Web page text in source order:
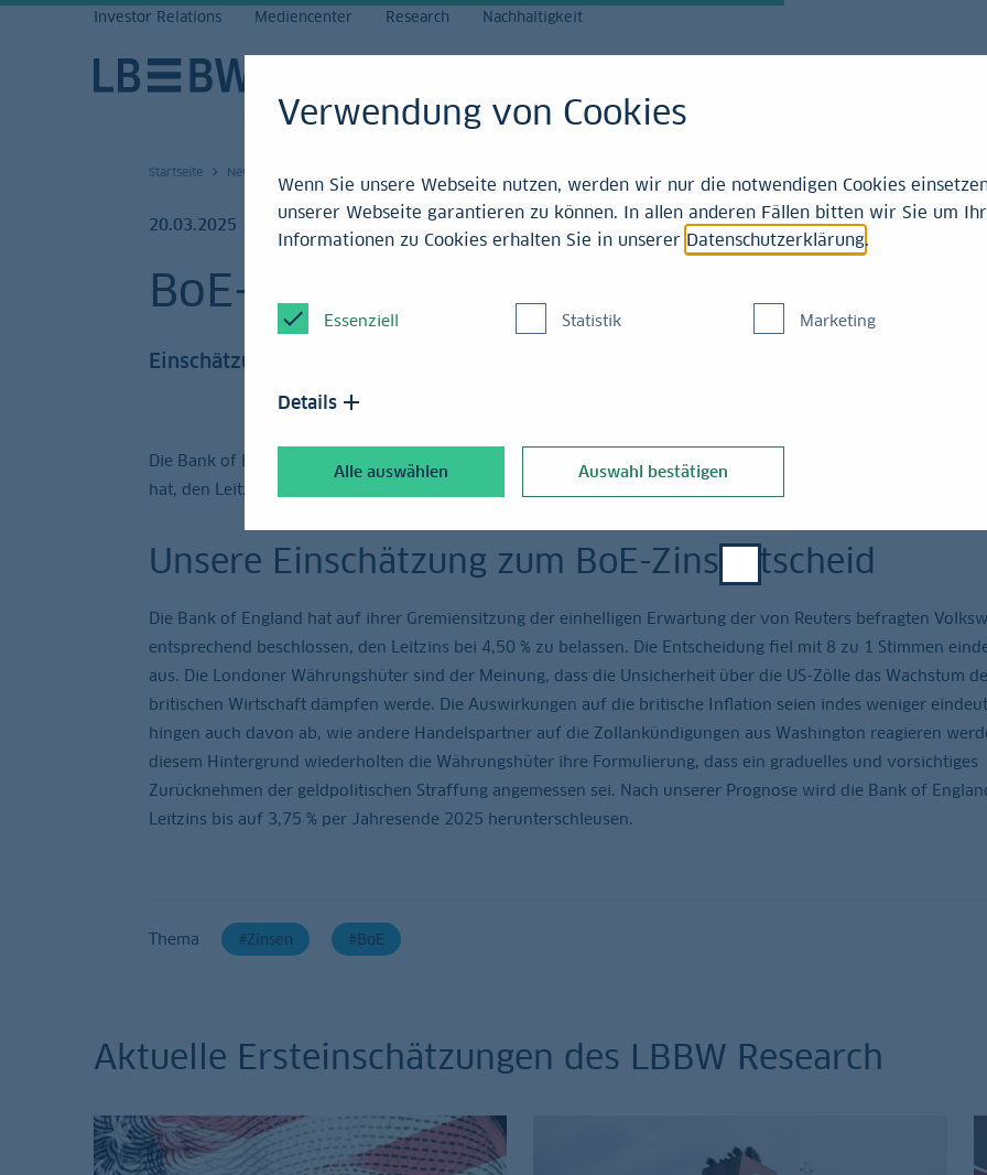
Investor Relations Mediencenter Research Nachhaltigkeit
Startseite News und Service
20.03.2025
BoE-Zinsentscheid im März 2025
Einschätzung
Die Bank of England (BoE) gab soeben bekannt, dass ihr Geldpolitischer Rat auf seiner gestrigen Sitzung
hat, den Leitzins bei 4,50 % zu belassen.
Unsere Einschätzung zum BoE-Zinsentscheid
Die Bank of England hat auf ihrer Gremiensitzung der einhelligen Erwartung der von Reuters befragten
entsprechend beschlossen, den Leitzins bei 4,50 % zu belassen. Die Entscheidung fiel mit 8 zu 1 Stimmen
aus. Die Londoner Währungshüter sind der Meinung, dass die Unsicherheit über die US-Zölle das Wachstum
britischen Wirtschaft dämpfen werde. Die Auswirkungen auf die britische Inflation seien indes weniger
hingen auch davon ab, wie andere Handelspartner auf die Zollankündigungen aus Washington reagieren
diesem Hintergrund wiederholten die Währungshüter ihre Formulierung, dass ein graduelles und vorsichtiges
Zurücknehmen der geldpolitischen Straffung angemessen sei. Nach unserer Prognose wird die Bank of
Leitzins bis auf 3,75 % per Jahresende 2025 herunterschleusen.
Thema Zinsen BoE
Aktuelle Ersteinschätzungen des LBBW Research
Verwendung von Cookies
Wenn Sie unsere Webseite nutzen, werden wir nur die notwendigen Cookies
unserer Webseite garantieren zu können. In allen anderen Fällen bitten wir Sie um
Informationen zu Cookies erhalten Sie in unserer Datenschutzerklärung.
Essenziell Statistik Marketing
Details
Alle auswählen Auswahl bestätigen